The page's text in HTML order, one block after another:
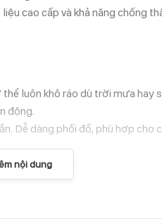
cao cấp và khả năng chống
luôn khô ráo dù trời mưa hay
động.
Dễ dàng phối đồ, phù hợp cho
mùa thu, đông.
ý:
nội dung